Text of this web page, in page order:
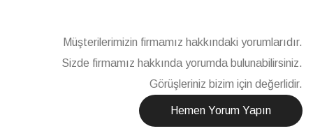
Müşterilerimizin firmamız hakkındaki yorumlarıdır.
Sizde firmamız hakkında yorumda bulunabilirsiniz.
Görüşleriniz bizim için değerlidir.
Hemen Yorum Yapın